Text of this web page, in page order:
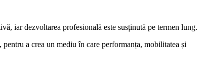
iar dezvoltarea profesională este susținută pe termen lung.
a crea un mediu în care performanța, mobilitatea și